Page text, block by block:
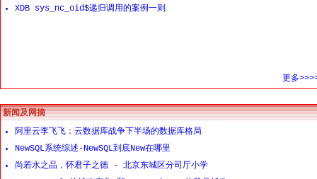
XDB sys_nc_oid$递归调用的案例一则
更多
新闻及网摘
阿里云李飞飞：云数据库战争下半场的数据库格局
NewSQL系统综述-NewSQL到底New在哪里
尚若水之品，怀君子之德 - 北京东城区分司厅小学